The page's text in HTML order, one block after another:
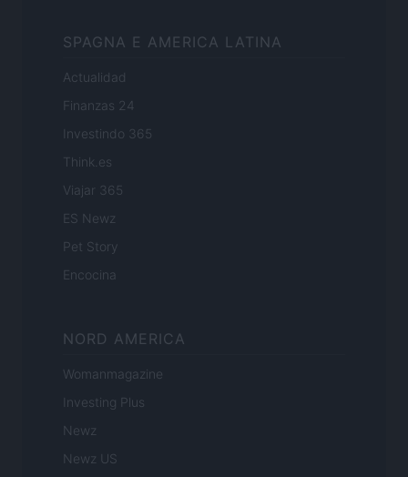
SPAGNA E AMERICA LATINA
Actualidad
Finanzas 24
Investindo 365
Think.es
Viajar 365
ES Newz
Pet Story
Encocina
NORD AMERICA
Womanmagazine
Investing Plus
Newz
Newz US